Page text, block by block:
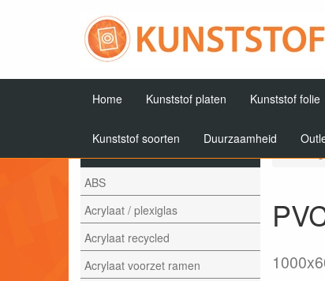
Home Kunststof platen Kunststof folie
Kunststof soorten Duurzaamheid
ABS
Acrylaat / plexiglas
Acrylaat recycled
Acrylaat voorzet ramen